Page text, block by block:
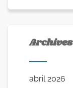
Archives
abril 2026